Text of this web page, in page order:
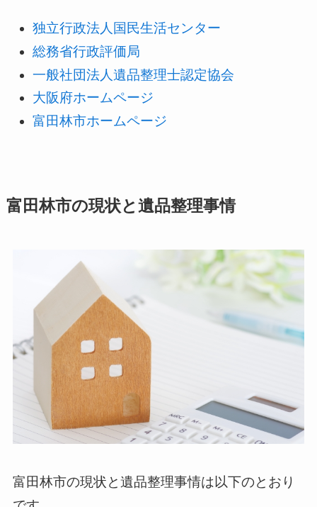
独立行政法人国民生活センター
総務省行政評価局
一般社団法人遺品整理士認定協会
大阪府ホームページ
富田林市ホームページ
富田林市の現状と遺品整理事情
富田林市の現状と遺品整理事情は以下のとおり